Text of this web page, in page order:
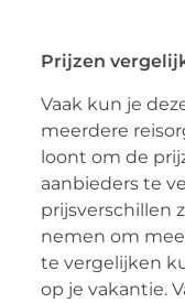
Prijzen
Vaak kun je
meerdere
loont om de
aanbieders te
prijsverschillen
nemen om
te vergelijken
op je vakantie.